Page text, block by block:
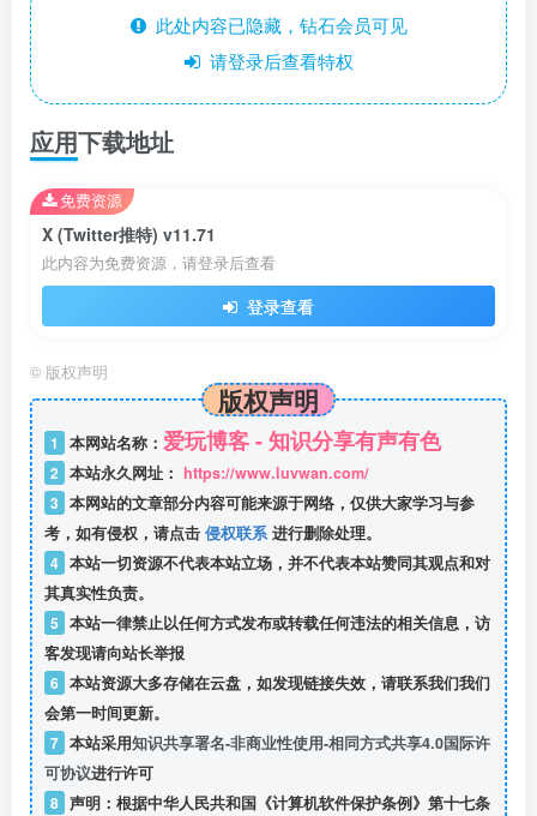
此处内容已隐藏，钻石会员可见
请登录后查看特权
应用下载地址
X (Twitter推特) v11.71
此内容为免费资源，请登录后查看
登录查看
免费资源
© 版权声明
版权声明
1 本网站名称： 爱玩博客 - 知识分享有声有色
2 本站永久网址： https://www.luvwan.com/
3 本网站的文章部分内容可能来源于网络，仅供大家学习与参
考，如有侵权，请点击 侵权联系进行删除处理。
4 本站一切资源不代表本站立场，并不代表本站赞同其观点和对
其真实性负责。
5 本站一律禁止以任何方式发布或转载任何违法的相关信息，访
客发现请向站长举报
6 本站资源大多存储在云盘，如发现链接失效，请联系我们我们
会第一时间更新。
7 本站采用知识共享署名-非商业性使用-相同方式共享4.0国际许
可协议进行许可
8 声明：根据中华人民共和国《计算机软件保护条例》第十七条